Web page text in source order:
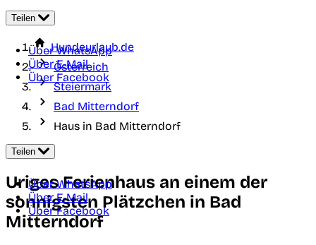
Teilen
Über WhatsApp
Über E-Mail
Über Facebook
Hundeurlaub.de
Österreich
Steiermark
Bad Mitterndorf
Haus in Bad Mitterndorf
Teilen
Über WhatsApp
Über E-Mail
Über Facebook
Uriges Ferienhaus an einem der
sonnigsten Plätzchen in Bad
Mitterndorf